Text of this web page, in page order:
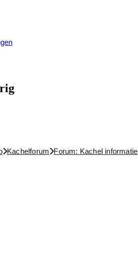
Kachelforum Forum: Kachel informatie